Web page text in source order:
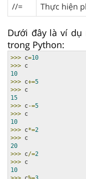
//=
Thực hiện
Dưới đây là ví dụ
trong Python:
>>> c=10
>>>
10
>>> c+=5
>>>
15
>>> c-=5
>>>
10
>>> c*=2
>>>
20
>>> c/=2
>>>
10